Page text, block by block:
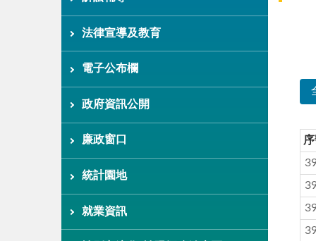
法律宣導及教育
電子公布欄
政府資訊公開
廉政窗口
統計園地
就業資訊